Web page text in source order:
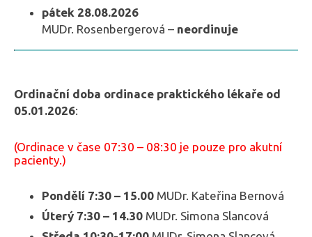
pátek 28.08.2026
MUDr. Rosenbergerová – neordinuje
Ordinační doba ordinace praktického lékaře od
05.01.2026:
(Ordinace v čase 07:30 – 08:30 je pouze pro akutní
pacienty.)
Pondělí 7:30 – 15.00 MUDr. Kateřina Bernová
Úterý 7:30 – 14.30 MUDr. Simona Slancová